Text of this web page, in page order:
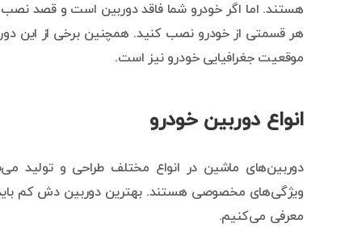
هستند. اما اگر خودرو شما فاقد دوربین است و قصد نصب
موقعیت جغرافیایی خودرو نیز است.
انواع دوربین خودرو
ویژگی‌های مخصوصی هستند. بهترین دوربین دش کم باید
معرفی می‌کنیم.